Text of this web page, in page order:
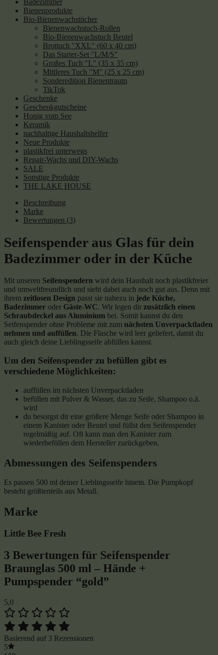
Bienenprodukte
Bio-Bienenwachstücher
Bienenwachstuch-Rollen
Bio-Bienenwachstuch Beutel
Brottuch "XXL" (60 x 40 cm)
Das Starter-Set "L/M/S"
Großes Tuch "L" (35 x 35 cm)
Mittleres Tuch "M" (25 x 25 cm)
Sonderedition Bienentraum
TikTok
Geschenke
Geschenkgutscheine
Honig vom See
Keramik
nachhaltige Haushaltshelfer
Neue Produkte
plastikfrei unterwegs
Repair-Wachs und DIY-Wachs
SALE
Sonstige Produkte
THE LAKE HOUSE
Beschreibung
Marke
Bewertungen (3)
Seifenspender aus Glas für dein
Badezimmer oder in der Küche
Mit unseren Seifenspendern wird dein Haushalt noch plastikfreier
und umweltfreundlich und sieht dabei auch noch gut aus. Denn mit
ihrem zeitlosen Design passt sie nahezu in jede Küche,
Badezimmer oder Gäste-WC. Wir legen dir zusätzlich einen
Schraubdeckel aus Aluminium bei. Somit kannst du den
Seifenspender ohne Probleme mit zum nächsten Unverpacktladen
nehmen und auffüllen. Die Flasche wird leer geliefert, damit du
auch gleich deine Lieblingsseife abfüllen kannst.
Um den Seifenspender zu befüllen gibt es
verschiedene Möglichkeiten:
auffüllen im nächsten Unverpacktladen
befüllen mit Pulver & Wasser, das zu Seife, Shampoo o.ä.
wird
du besorgst dir eine größere Menge Seife oder Shampoo in
einem Kanister oder Beutel und füllst den Seifenspender
regelmäßig auf. Oft kann man den Kanister zum
wiederbefüllen dem Hersteller zurückgeben.
Abmessungen des Seifenspenders
Es passen 500 ml deiner Lieblingsseife hinein. Die Pumpkopf
besteht größtenteils aus Metall.
Marke
Little Bee Fresh
3 Bewertungen für Seifenspender
Braunglas 500 ml – Hände +
Pumpspender “gold”
5,0
Basierend auf 3 Rezensionen
5